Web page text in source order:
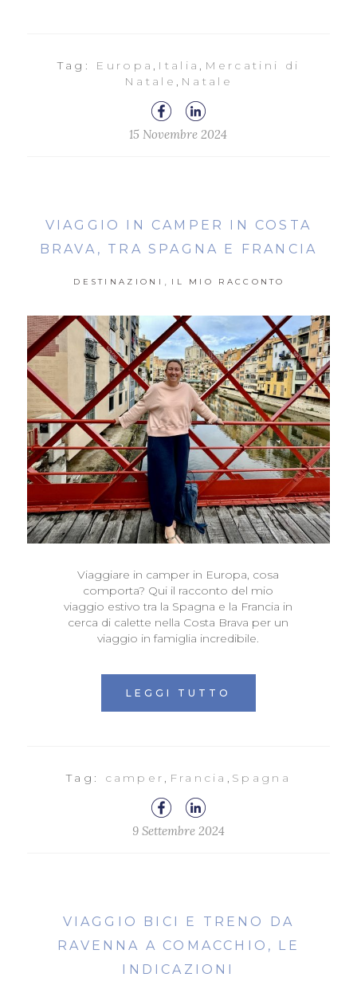
Tag: Europa , Italia , Mercatini di
Natale , Natale
15 Novembre 2024
VIAGGIO IN CAMPER IN COSTA
BRAVA, TRA SPAGNA E FRANCIA
DESTINAZIONI , IL MIO RACCONTO
Viaggiare in camper in Europa, cosa
comporta? Qui il racconto del mio
viaggio estivo tra la Spagna e la Francia in
cerca di calette nella Costa Brava per un
viaggio in famiglia incredibile.
LEGGI TUTTO
Tag: camper , Francia , Spagna
9 Settembre 2024
VIAGGIO BICI E TRENO DA
RAVENNA A COMACCHIO, LE
INDICAZIONI